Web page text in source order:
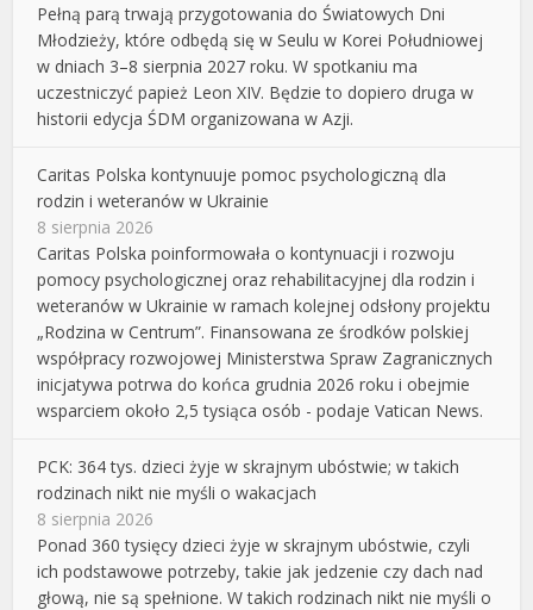
Pełną parą trwają przygotowania do Światowych Dni
Młodzieży, które odbędą się w Seulu w Korei Południowej
w dniach 3–8 sierpnia 2027 roku. W spotkaniu ma
uczestniczyć papież Leon XIV. Będzie to dopiero druga w
historii edycja ŚDM organizowana w Azji.
Caritas Polska kontynuuje pomoc psychologiczną dla
rodzin i weteranów w Ukrainie
8 sierpnia 2026
Caritas Polska poinformowała o kontynuacji i rozwoju
pomocy psychologicznej oraz rehabilitacyjnej dla rodzin i
weteranów w Ukrainie w ramach kolejnej odsłony projektu
„Rodzina w Centrum”. Finansowana ze środków polskiej
współpracy rozwojowej Ministerstwa Spraw Zagranicznych
inicjatywa potrwa do końca grudnia 2026 roku i obejmie
wsparciem około 2,5 tysiąca osób - podaje Vatican News.
PCK: 364 tys. dzieci żyje w skrajnym ubóstwie; w takich
rodzinach nikt nie myśli o wakacjach
8 sierpnia 2026
Ponad 360 tysięcy dzieci żyje w skrajnym ubóstwie, czyli
ich podstawowe potrzeby, takie jak jedzenie czy dach nad
głową, nie są spełnione. W takich rodzinach nikt nie myśli o